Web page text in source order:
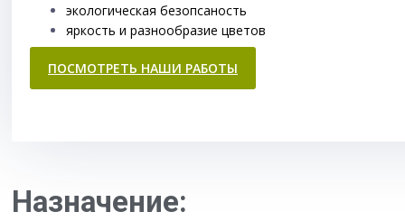
экологическая безопсаность
яркость и разнообразие цветов
ПОСМОТРЕТЬ НАШИ РАБОТЫ
Назначение: